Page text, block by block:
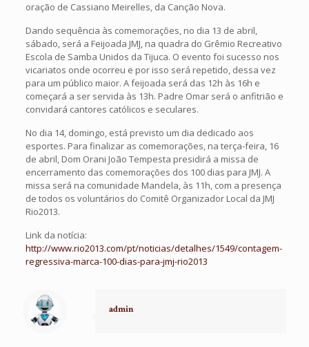
oração de Cassiano Meirelles, da Canção Nova.
Dando sequência às comemorações, no dia 13 de abril,
sábado, será a Feijoada JMJ, na quadra do Grêmio Recreativo
Escola de Samba Unidos da Tijuca. O evento foi sucesso nos
vicariatos onde ocorreu e por isso será repetido, dessa vez
para um público maior. A feijoada será das 12h às 16h e
começará a ser servida às 13h. Padre Omar será o anfitrião e
convidará cantores católicos e seculares.
No dia 14, domingo, está previsto um dia dedicado aos
esportes. Para finalizar as comemorações, na terça-feira, 16
de abril, Dom Orani João Tempesta presidirá a missa de
encerramento das comemorações dos 100 dias para JMJ. A
missa será na comunidade Mandela, às 11h, com a presença
de todos os voluntários do Comitê Organizador Local da JMJ
Rio2013.
Link da notícia:
http://www.rio2013.com/pt/noticias/detalhes/1549/contagem-
regressiva-marca-100-dias-para-jmj-rio2013
admin